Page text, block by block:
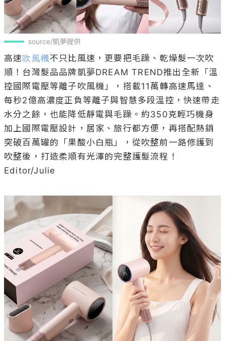
source/凱夢提供
高速吹風機不只比風速，更要把毛躁、乾燥髮一次吹
順！台灣髮品品牌凱夢DREAM TREND推出全新「溫
控國際電壓等離子吹風機」，搭載11萬轉高速馬達、
每秒2億高濃度正負等離子與智慧多段溫控，快速帶走
水分之餘，也能降低靜電與毛躁。約350克輕巧機身
加上國際電壓設計，居家、旅行都方便，再搭配熱銷
突破百萬罐的「果酸小白瓶」，從吹整前一路修護到
吹整後，打造柔順有光澤的完整護髮流程！
Editor/Julie